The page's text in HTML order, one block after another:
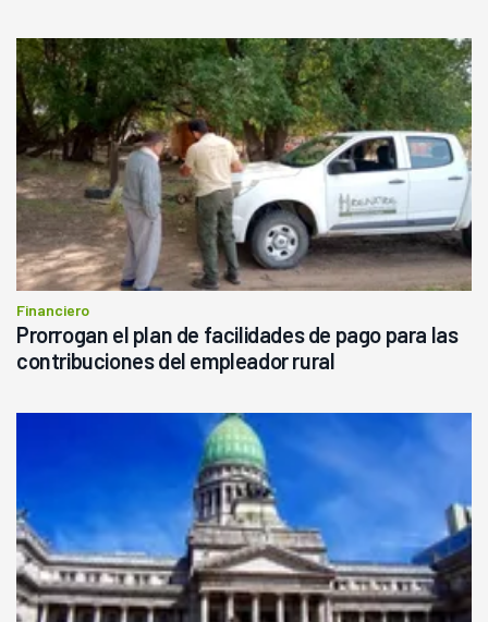
Financiero
Prorrogan el plan de facilidades de pago para las
contribuciones del empleador rural